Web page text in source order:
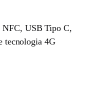
USB Tipo C,
tecnologia 4G